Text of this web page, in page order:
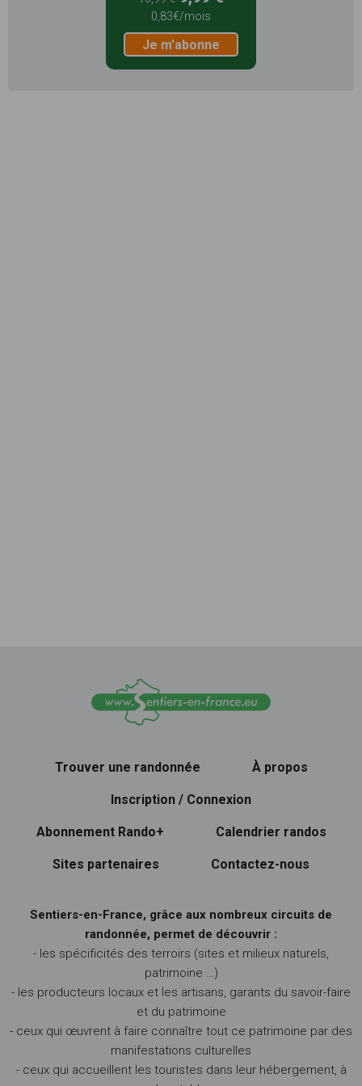
0,83€/mois
Je m'abonne
Trouver une randonnée À propos
Inscription / Connexion
Abonnement Rando+ Calendrier randos
Sites partenaires Contactez-nous
Sentiers-en-France, grâce aux nombreux circuits de
randonnée, permet de découvrir :
- les spécificités des terroirs (sites et milieux naturels,
patrimoine …)
- les producteurs locaux et les artisans, garants du savoir-faire
et du patrimoine
- ceux qui œuvrent à faire connaître tout ce patrimoine par des
manifestations culturelles
- ceux qui accueillent les touristes dans leur hébergement, à